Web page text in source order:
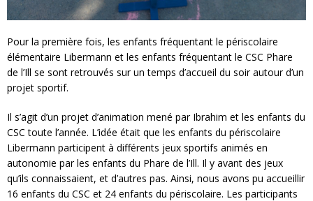
Pour la première fois, les enfants fréquentant le périscolaire
élémentaire Libermann et les enfants fréquentant le CSC Phare
de l’Ill se sont retrouvés sur un temps d’accueil du soir autour d’un
projet sportif.
Il s’agit d’un projet d’animation mené par Ibrahim et les enfants du
CSC toute l’année. L’idée était que les enfants du périscolaire
Libermann participent à différents jeux sportifs animés en
autonomie par les enfants du Phare de l’Ill. Il y avant des jeux
qu’ils connaissaient, et d’autres pas. Ainsi, nous avons pu accueillir
16 enfants du CSC et 24 enfants du périscolaire. Les participants